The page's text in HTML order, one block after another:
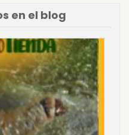
en el blog